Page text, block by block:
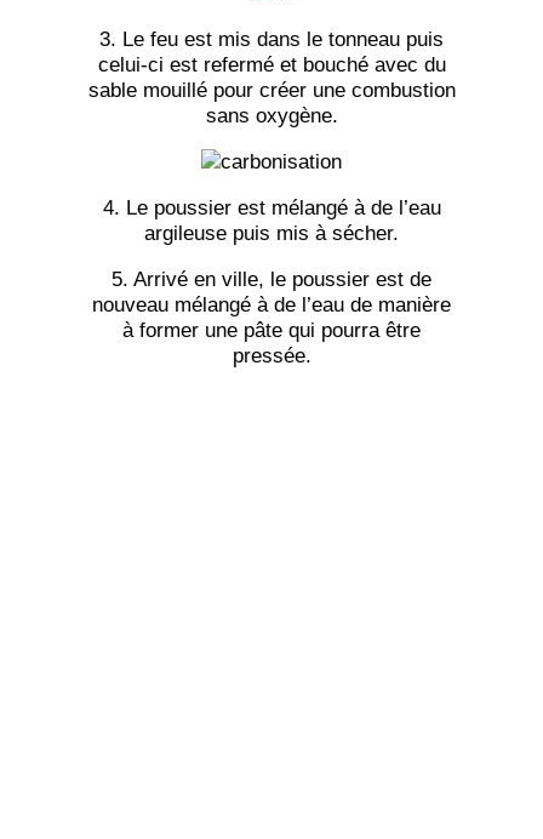
3. Le feu est mis dans le tonneau puis
celui-ci est refermé et bouché avec du
sable mouillé pour créer une combustion
sans oxygène.
4. Le poussier est mélangé à de l’eau
argileuse puis mis à sécher.
5. Arrivé en ville, le poussier est de
nouveau mélangé à de l’eau de manière
à former une pâte qui pourra être
pressée.